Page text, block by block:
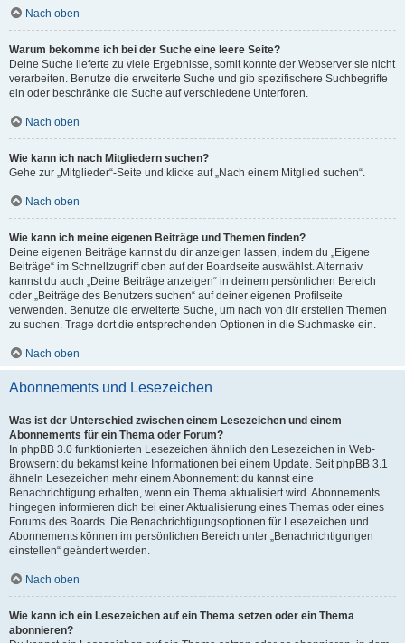
Nach oben
Warum bekomme ich bei der Suche eine leere Seite?
Deine Suche lieferte zu viele Ergebnisse, somit konnte der Webserver sie nicht
verarbeiten. Benutze die erweiterte Suche und gib spezifischere Suchbegriffe
ein oder beschränke die Suche auf verschiedene Unterforen.
Nach oben
Wie kann ich nach Mitgliedern suchen?
Gehe zur „Mitglieder“-Seite und klicke auf „Nach einem Mitglied suchen“.
Nach oben
Wie kann ich meine eigenen Beiträge und Themen finden?
Deine eigenen Beiträge kannst du dir anzeigen lassen, indem du „Eigene
Beiträge“ im Schnellzugriff oben auf der Boardseite auswählst. Alternativ
kannst du auch „Deine Beiträge anzeigen“ in deinem persönlichen Bereich
oder „Beiträge des Benutzers suchen“ auf deiner eigenen Profilseite
verwenden. Benutze die erweiterte Suche, um nach von dir erstellen Themen
zu suchen. Trage dort die entsprechenden Optionen in die Suchmaske ein.
Nach oben
Abonnements und Lesezeichen
Was ist der Unterschied zwischen einem Lesezeichen und einem
Abonnements für ein Thema oder Forum?
In phpBB 3.0 funktionierten Lesezeichen ähnlich den Lesezeichen in Web-
Browsern: du bekamst keine Informationen bei einem Update. Seit phpBB 3.1
ähneln Lesezeichen mehr einem Abonnement: du kannst eine
Benachrichtigung erhalten, wenn ein Thema aktualisiert wird. Abonnements
hingegen informieren dich bei einer Aktualisierung eines Themas oder eines
Forums des Boards. Die Benachrichtigungsoptionen für Lesezeichen und
Abonnements können im persönlichen Bereich unter „Benachrichtigungen
einstellen“ geändert werden.
Nach oben
Wie kann ich ein Lesezeichen auf ein Thema setzen oder ein Thema
abonnieren?